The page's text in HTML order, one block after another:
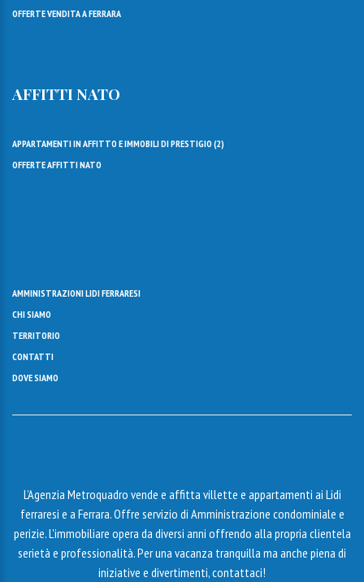
OFFERTE VENDITA A FERRARA
AFFITTI NATO
APPARTAMENTI IN AFFITTO E IMMOBILI DI PRESTIGIO (2)
OFFERTE AFFITTI NATO
AMMINISTRAZIONI LIDI FERRARESI
CHI SIAMO
TERRITORIO
CONTATTI
DOVE SIAMO
L’Agenzia Metroquadro vende e affitta villette e appartamenti ai Lidi
ferraresi e a Ferrara. Offre servizio di Amministrazione condominiale e
perizie. L'immobiliare opera da diversi anni offrendo alla propria clientela
serietà e professionalità. Per una vacanza tranquilla ma anche piena di
iniziative e divertimenti, contattaci!